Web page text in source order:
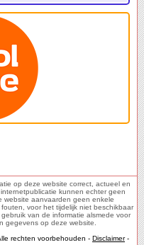
op deze website correct, actueel en
kunnen echter geen
website aanvaarden geen enkele
voor het tijdelijk niet beschikbaar
van de informatie alsmede voor
gegevens op deze website.
rechten voorbehouden - Disclaimer-